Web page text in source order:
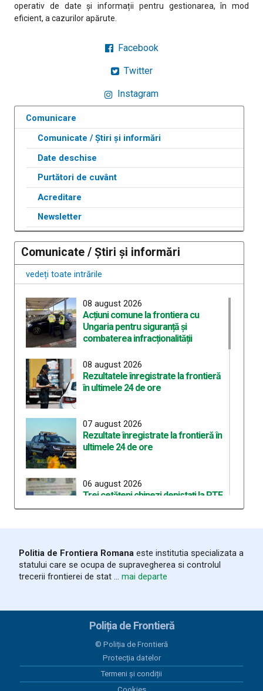
operativ de date și informații pentru gestionarea, în mod
eficient, a cazurilor apărute.
Facebook
Twitter
Instagram
Comunicare
Comunicate / Știri și informări
Date deschise
Purtători de cuvânt
Acreditare
Newsletter
Comunicate / Știri și informări
vedeți toate intrările
08 august 2026
Acțiuni comune la frontiera cu
Ungaria pentru siguranță și
combaterea infracționalității
08 august 2026
Rezultatele înregistrate la frontieră
în ultimele 24 de ore
07 august 2026
Rezultate înregistrate la frontieră în
ultimele 24 de ore
06 august 2026
Trei cetățeni chinezi depistați la PTF
Stamora-Moravița cu vize false
06 august 2026
Rezultate înregistrate la frontieră în
ultimele 24 de ore
Organizarea celui de-al treilea
Workshop pentru elaborarea unei
curicule comune de pregătire în
cadrul proiectului “ROHU00634 –
SAFE – Together for a Safer Area”
Politia de Frontiera Romana este institutia specializata a
statului care se ocupa de supravegherea si controlul
trecerii frontierei de stat ... mai departe
Poliția de Frontieră
© Poliția de Frontieră
Protecția datelor
Termeni și condiții